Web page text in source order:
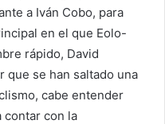
a Iván Cobo, para
en el que Eolo-
rápido, David
que se han saltado una
cabe entender
contar con la